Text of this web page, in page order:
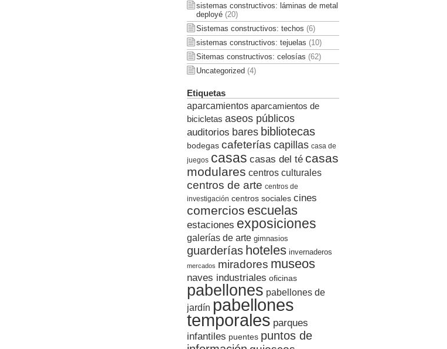
sistemas constructivos: láminas de metal
deployé(20)
Sistemas constructivos: techos (6)
sistemas constructivos: tejuelas (10)
Sitemas constructivos: celosías (62)
Uncategorized (4)
Etiquetas
aparcamientos aparcamientos de
bicicletas aseos públicos
auditorios bares bibliotecas
bodegas cafeterías capillas casa de
juegos casas casas del té casas
modulares centros culturales
centros de arte centros de
investigación centros sociales cines
comercios escuelas
estaciones exposiciones
galerías de arte gimnasios
guarderías hoteles invernaderos
mercados miradores museos
naves industriales oficinas
pabellones pabellones de
jardín pabellones
temporales parques
infantiles puentes puntos de